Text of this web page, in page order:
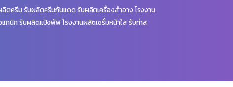
ตครีม รับผลิตครีมกันแดด รับผลิตเครื่องสำอาง โรงงาน
กนิก รับผลิตแป้งพัฟ โรงงานผลิตเซรั่มหน้าใส รับทำส